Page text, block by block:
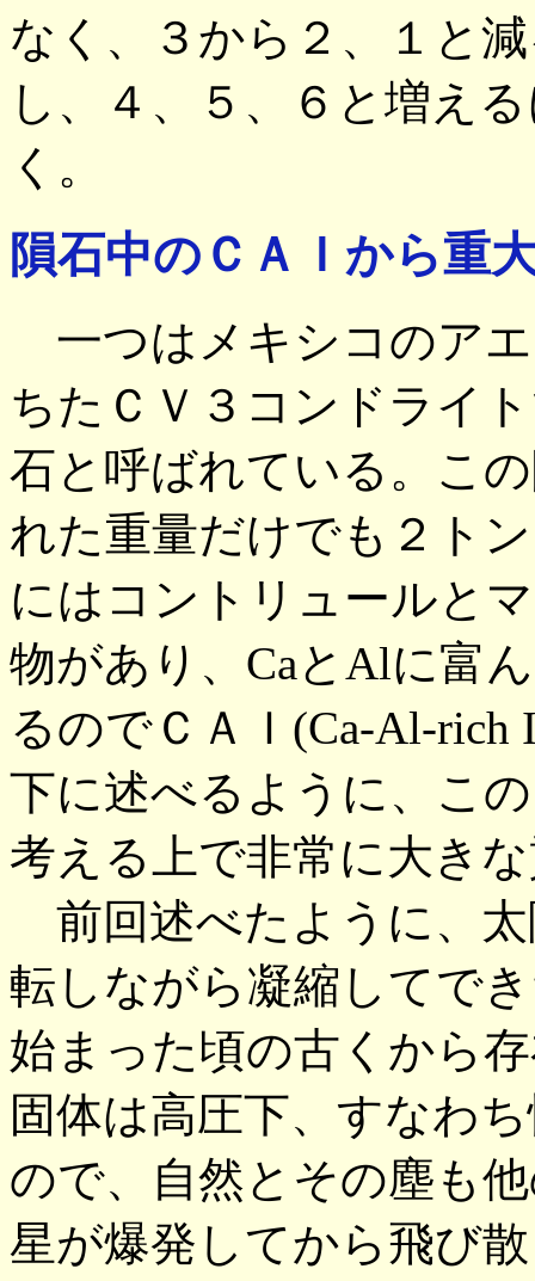
なく、３から２、１と
し、４、５、６と増え
く。
隕石中のＣＡＩから重
一つはメキシコのア
ちたＣＶ３コンドライ
石と呼ばれている。こ
れた重量だけでも２ト
にはコントリュールと
物があり、CaとAlに富
るのでＣＡＩ(Ca-Al-rich
下に述べるように、こ
考える上で非常に大き
前回述べたように、
転しながら凝縮してで
始まった頃の古くから
固体は高圧下、すなわ
ので、自然とその塵も
星が爆発してから飛び